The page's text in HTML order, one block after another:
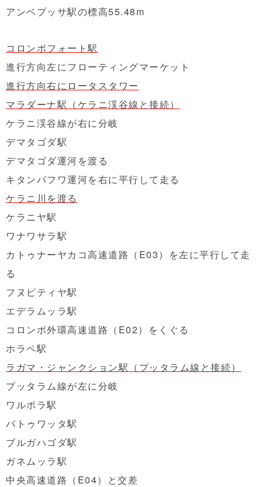
アンベプッサ駅の標高55.48m
コロンボフォート駅
進行方向左にフローティングマーケット
進行方向右にロータスタワー
マラダーナ駅（ケラニ渓谷線と接続）
ケラニ渓谷線が右に分岐
デマタゴダ駅
デマタゴダ運河を渡る
キタンパフワ運河を右に平行して走る
ケラニ川を渡る
ケラニヤ駅
ワナワサラ駅
カトゥナーヤカコ高速道路（E03）を左に平行して走
る
フヌピティヤ駅
エデラムッラ駅
コロンボ外環高速道路（E02）をくぐる
ホラペ駅
ラガマ・ジャンクション駅（プッタラム線と接続）
プッタラム線が左に分岐
ワルポラ駅
バトゥワッタ駅
ブルガハゴダ駅
ガネムッラ駅
中央高速道路（E04）と交差